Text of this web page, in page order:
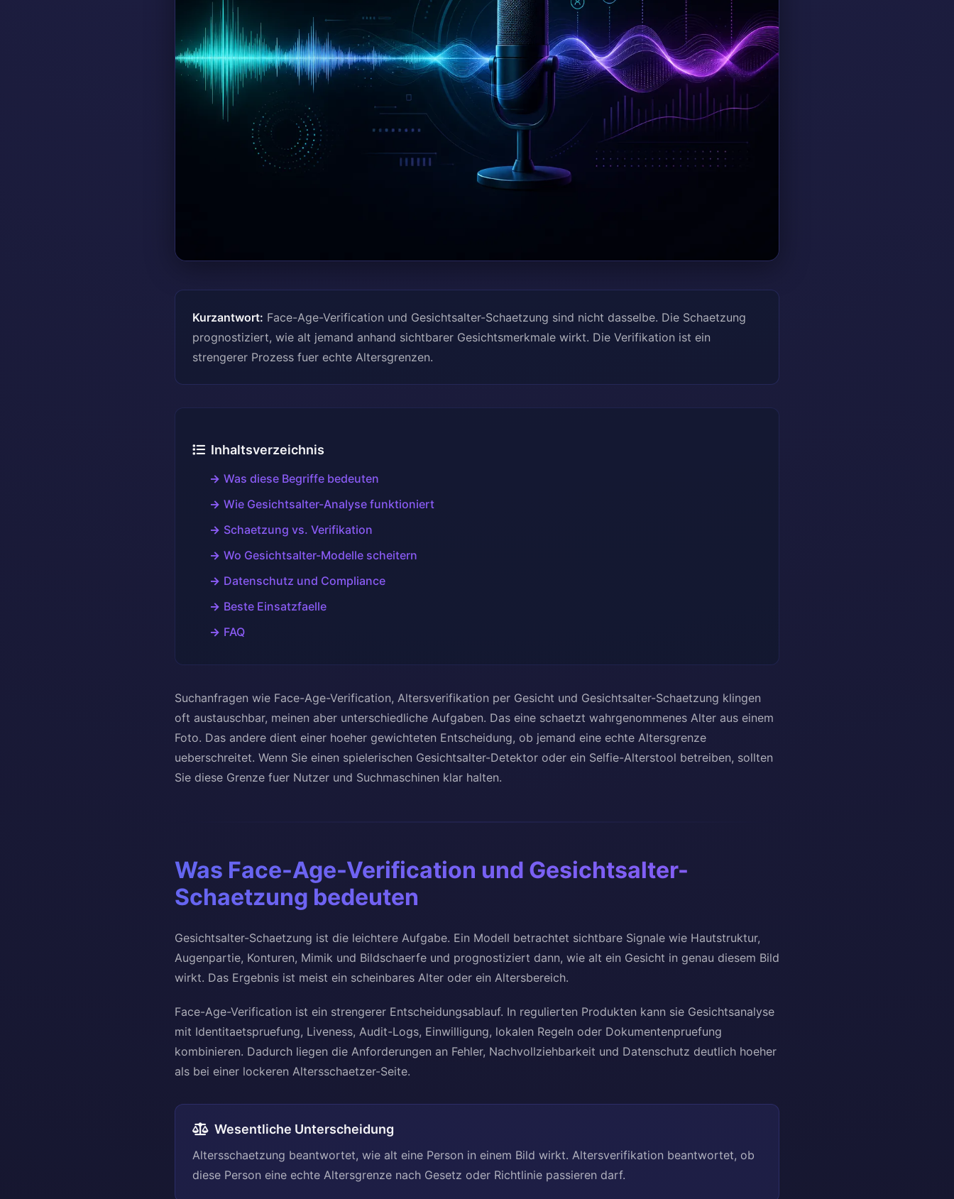
Kurzantwort: Face-Age-Verification und Gesichtsalter-Schaetzung sind nicht dasselbe. Die Schaetzung
prognostiziert, wie alt jemand anhand sichtbarer Gesichtsmerkmale wirkt. Die Verifikation ist ein
strengerer Prozess fuer echte Altersgrenzen.
Inhaltsverzeichnis
Was diese Begriffe bedeuten
Wie Gesichtsalter-Analyse funktioniert
Schaetzung vs. Verifikation
Wo Gesichtsalter-Modelle scheitern
Datenschutz und Compliance
Beste Einsatzfaelle
FAQ
Suchanfragen wie Face-Age-Verification, Altersverifikation per Gesicht und Gesichtsalter-Schaetzung klingen
oft austauschbar, meinen aber unterschiedliche Aufgaben. Das eine schaetzt wahrgenommenes Alter aus einem
Foto. Das andere dient einer hoeher gewichteten Entscheidung, ob jemand eine echte Altersgrenze
ueberschreitet. Wenn Sie einen spielerischen Gesichtsalter-Detektor oder ein Selfie-Alterstool betreiben, sollten
Sie diese Grenze fuer Nutzer und Suchmaschinen klar halten.
Was Face-Age-Verification und Gesichtsalter-
Schaetzung bedeuten
Gesichtsalter-Schaetzung ist die leichtere Aufgabe. Ein Modell betrachtet sichtbare Signale wie Hautstruktur,
Augenpartie, Konturen, Mimik und Bildschaerfe und prognostiziert dann, wie alt ein Gesicht in genau diesem Bild
wirkt. Das Ergebnis ist meist ein scheinbares Alter oder ein Altersbereich.
Face-Age-Verification ist ein strengerer Entscheidungsablauf. In regulierten Produkten kann sie Gesichtsanalyse
mit Identitaetspruefung, Liveness, Audit-Logs, Einwilligung, lokalen Regeln oder Dokumentenpruefung
kombinieren. Dadurch liegen die Anforderungen an Fehler, Nachvollziehbarkeit und Datenschutz deutlich hoeher
als bei einer lockeren Altersschaetzer-Seite.
Wesentliche Unterscheidung
Altersschaetzung beantwortet, wie alt eine Person in einem Bild wirkt. Altersverifikation beantwortet, ob
diese Person eine echte Altersgrenze nach Gesetz oder Richtlinie passieren darf.